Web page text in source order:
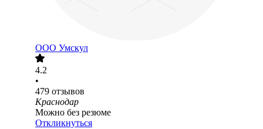
ООО Умскул
4.2
•
479 отзывов
Краснодар
Можно без резюме
Откликнуться